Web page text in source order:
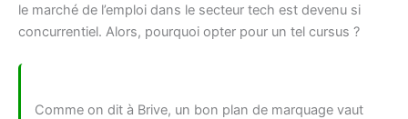
le marché de l’emploi dans le secteur tech est devenu si
concurrentiel. Alors, pourquoi opter pour un tel cursus ?
Comme on dit à Brive, un bon plan de marquage vaut